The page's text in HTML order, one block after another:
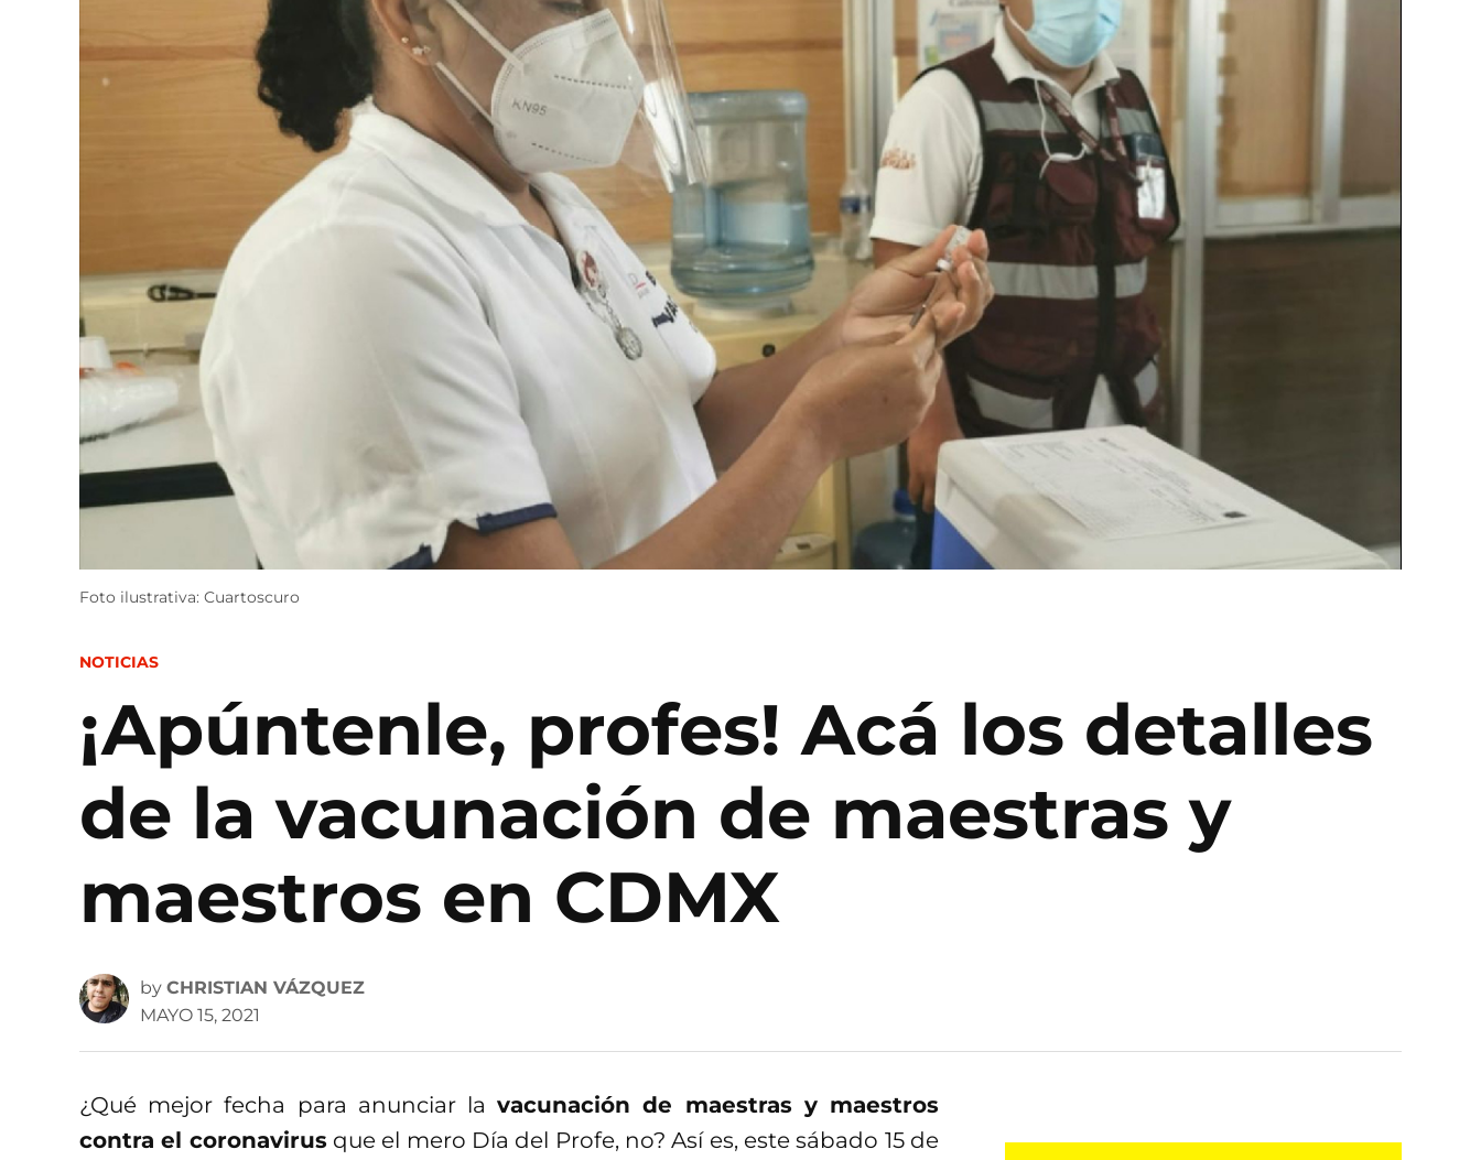
Foto ilustrativa: Cuartoscuro
POSTED
NOTICIAS
¡Apúntenle, profes! Acá los detalles
de la vacunación de maestras y
maestros en CDMX
by CHRISTIAN VÁZQUEZ
MAYO 15, 2021
¿Qué mejor fecha para anunciar lavacunación de maestras y maestros
contra el coronavirusque el mero Día del Profe, no? Así es, este sábado 15 de